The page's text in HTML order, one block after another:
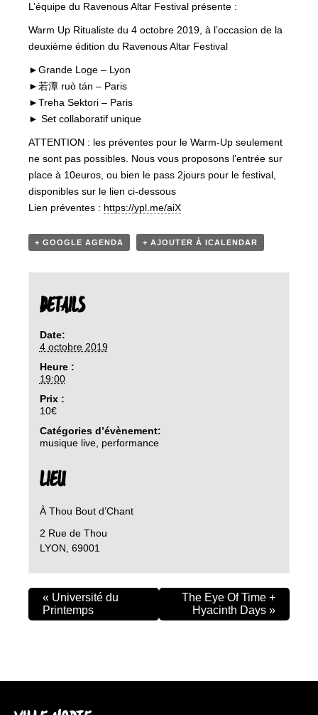
L’équipe du Ravenous Altar Festival présente :
Warm Up Ritualiste du 4 octobre 2019, à l’occasion de la
deuxième édition du Ravenous Altar Festival
►Grande Loge – Lyon
►若潭 ruò tán – Paris
►Treha Sektori – Paris
► Set collaboratif unique
ATTENTION : les préventes pour le Warm-Up seulement
ne sont pas possibles. Nous vous proposons l’entrée sur
place à 10euros, ou bien le pass 2jours pour le festival,
disponibles sur le lien ci-dessous
Lien préventes : https://ypl.me/aiX
+ GOOGLE AGENDA + AJOUTER À ICALENDAR
DETAILS
Date:
4 octobre 2019
Heure :
19:00
Prix :
10€
Catégories d’évènement:
musique live, performance
LIEU
À Thou Bout d’Chant
2 Rue de Thou
LYON 69001
« Université du
Printemps
The Eye Of Time +
Hyacinth Days »